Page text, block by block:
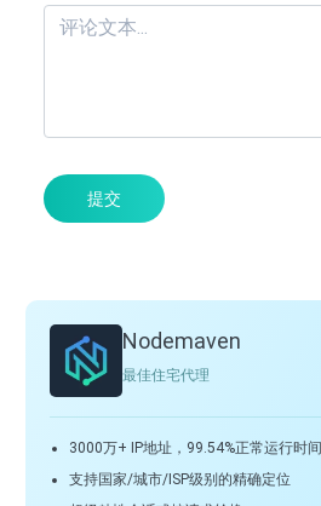
提交
Nodemaven
最佳住宅代理
3000万+ IP地址，99.54%正常运行时间
支持国家/城市/ISP级别的精确定位